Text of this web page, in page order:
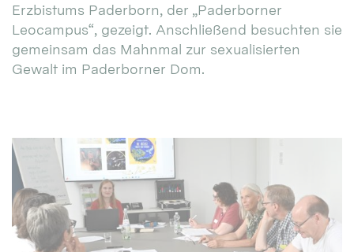
Erzbistums Paderborn, der „Paderborner
Leocampus“, gezeigt. Anschließend besuchten sie
gemeinsam das Mahnmal zur sexualisierten
Gewalt im Paderborner Dom.